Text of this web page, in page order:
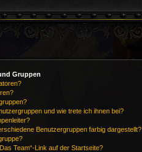
Gruppen
und wie trete ich ihnen bei?
Benutzergruppen farbig dargestellt?
Team“-Link auf der Startseite?